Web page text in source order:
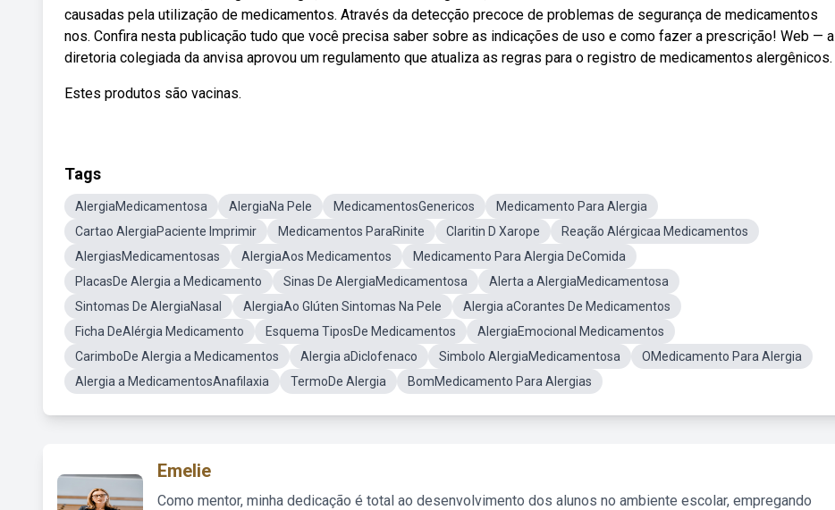
causadas pela utilização de medicamentos. Através da detecção precoce de problemas de segurança de medicamentos
nos. Confira nesta publicação tudo que você precisa saber sobre as indicações de uso e como fazer a prescrição! Web — a
diretoria colegiada da anvisa aprovou um regulamento que atualiza as regras para o registro de medicamentos alergênicos.
Estes produtos são vacinas.
Tags
AlergiaMedicamentosa AlergiaNa Pele MedicamentosGenericos
Medicamento Para Alergia
Cartao AlergiaPaciente Imprimir
Medicamentos ParaRinite Claritin D Xarope
Reação Alérgicaa Medicamentos
AlergiasMedicamentosas
AlergiaAos Medicamentos
Medicamento Para Alergia DeComida
PlacasDe Alergia a Medicamento
Sinas De AlergiaMedicamentosa
Alerta a AlergiaMedicamentosa
Sintomas De AlergiaNasal
AlergiaAo Glúten Sintomas Na Pele
Alergia aCorantes De Medicamentos
Ficha DeAlérgia Medicamento
Esquema TiposDe Medicamentos
AlergiaEmocional Medicamentos
CarimboDe Alergia a Medicamentos
Alergia aDiclofenaco Simbolo AlergiaMedicamentosa
OMedicamento Para Alergia
Alergia a MedicamentosAnafilaxia
TermoDe Alergia BomMedicamento Para Alergias
Emelie
Como mentor, minha dedicação é total ao desenvolvimento dos alunos no ambiente escolar, empregando